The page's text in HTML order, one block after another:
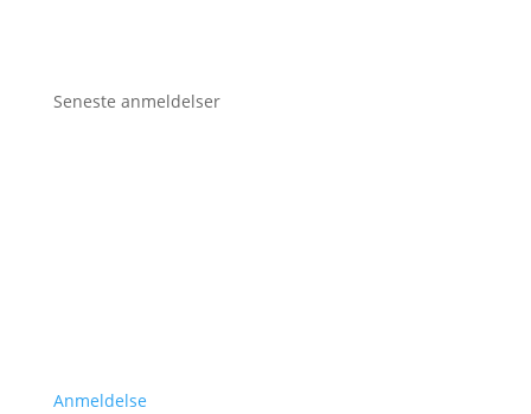
Seneste anmeldelser
Anmeldelse